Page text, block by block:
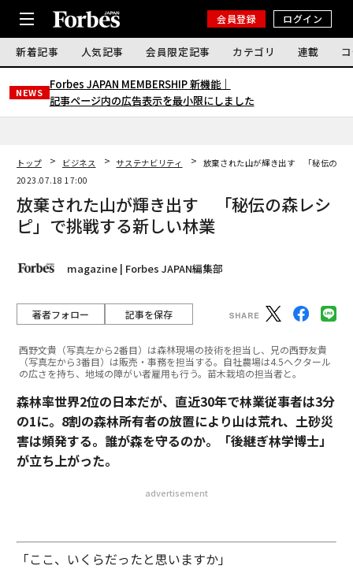
会員登録 ログイン
新着記事 人気記事 会員限定記事 カテゴリ 連載
NEWS
Forbes JAPAN MEMBERSHIP 新機能｜
記事ページ内の広告表示を最小限にしました
トップ ビジネス サステナビリティ
放棄された山が輝き出す 「秘伝の森
2023.07.18 17:00
放棄された山が輝き出す 「秘伝の森レシ
ピ」で挑戦する新しい林業
magazine | Forbes JAPAN編集部
著者フォロー 記事を保存
西野文貴（写真左から2番目）は森林現場の技術を担当し、兄の西野友貴
（写真左から3番目）は販売・事務を担当する。自社農場は4.5ヘクタール
の広さを持ち、地域の障がい者雇用も行う。苗木栽培の担当者と。
森林率世界2位の日本だが、直近30年で林業従事者は3分
の1に。8割の森林所有者の放置により山は荒れ、土砂災
害は頻発する。誰が森を守るのか。「後継ぎ林学博士」
が立ち上がった。
advertisement
「ここ、いくらだったと思いますか」